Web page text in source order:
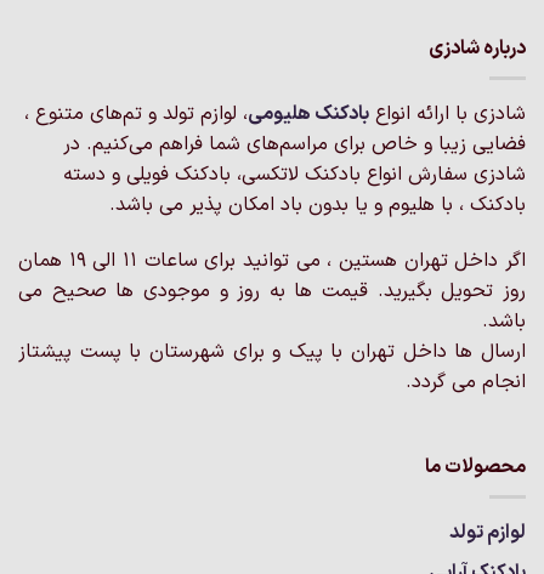
باشد.
گزینه
ها
ممکن
است
صفحه
محصول
شوند
درباره شادزی
شادزی با ارائه انواع بادکنک‌ هلیومی، لوازم تولد و تم‌های متنوع ،
فضایی زیبا و خاص برای مراسم‌های شما فراهم می‌کنیم. در
شادزی سفارش انواع بادکنک لاتکسی، بادکنک فویلی و دسته
بادکنک ، با هلیوم و یا بدون باد امکان پذیر می باشد.
اگر داخل تهران هستین ، می توانید برای ساعات 11 الی 19 همان
روز تحویل بگیرید. قیمت ها به روز و موجودی ها صحیح می
باشد.
ارسال ها داخل تهران با پیک و برای شهرستان با پست پیشتاز
انجام می گردد.
محصولات ما
لوازم تولد